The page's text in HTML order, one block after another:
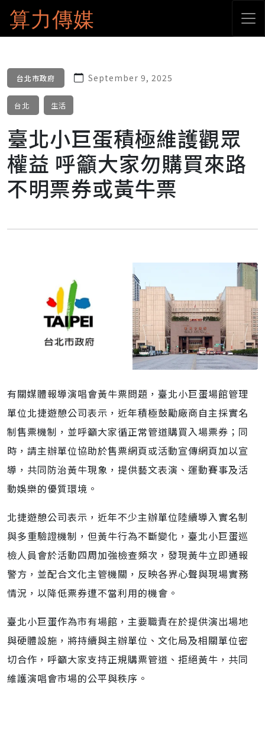
算力傳媒
台北市政府 September 9, 2025
台北 生活
臺北小巨蛋積極維護觀眾
權益 呼籲大家勿購買來路
不明票券或黃牛票
有關媒體報導演唱會黃牛票問題，臺北小巨蛋場館管理
單位北捷遊憩公司表示，近年積極鼓勵廠商自主採實名
制售票機制，並呼籲大家循正常管道購買入場票券；同
時，請主辦單位協助於售票網頁或活動宣傳網頁加以宣
導，共同防治黃牛現象，提供藝文表演、運動賽事及活
動娛樂的優質環境。
北捷遊憩公司表示，近年不少主辦單位陸續導入實名制
與多重驗證機制，但黃牛行為不斷變化，臺北小巨蛋巡
檢人員會於活動四周加強檢查頻次，發現黃牛立即通報
警方，並配合文化主管機關，反映各界心聲與現場實務
情況，以降低票券遭不當利用的機會。
臺北小巨蛋作為市有場館，主要職責在於提供演出場地
與硬體設施，將持續與主辦單位、文化局及相關單位密
切合作，呼籲大家支持正規購票管道、拒絕黃牛，共同
維護演唱會市場的公平與秩序。